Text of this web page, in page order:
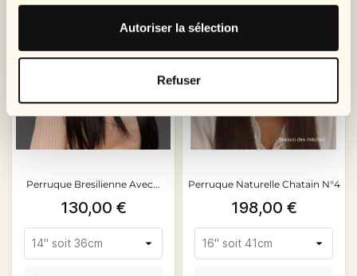
Autoriser la sélection
Refuser
Perruque Bresilienne Avec...
Prix
130,00 €
Perruque Naturelle Chatain N°4
Prix
198,00 €